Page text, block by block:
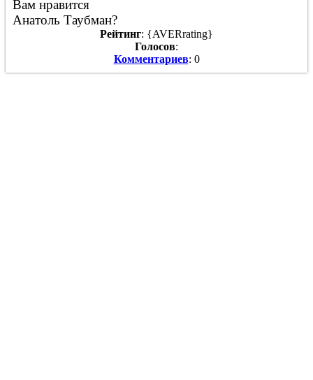
Вам нравится
Анатоль Таубман?
Рейтинг: {AVERrating}
Голосов:
Комментариев: 0